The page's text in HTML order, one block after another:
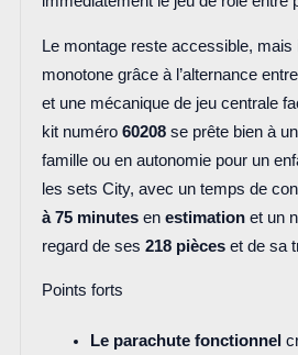
Le montage reste accessible, mais
monotone grâce à l’alternance
et une mécanique de jeu centrale
kit numéro 60208se prête bien à
famille ou en autonomie pour un
les sets City, avec un temps de
à 75 minutesen estimationet un
regard de ses 218 pièceset de sa
Points forts
Le parachute fonctionnel